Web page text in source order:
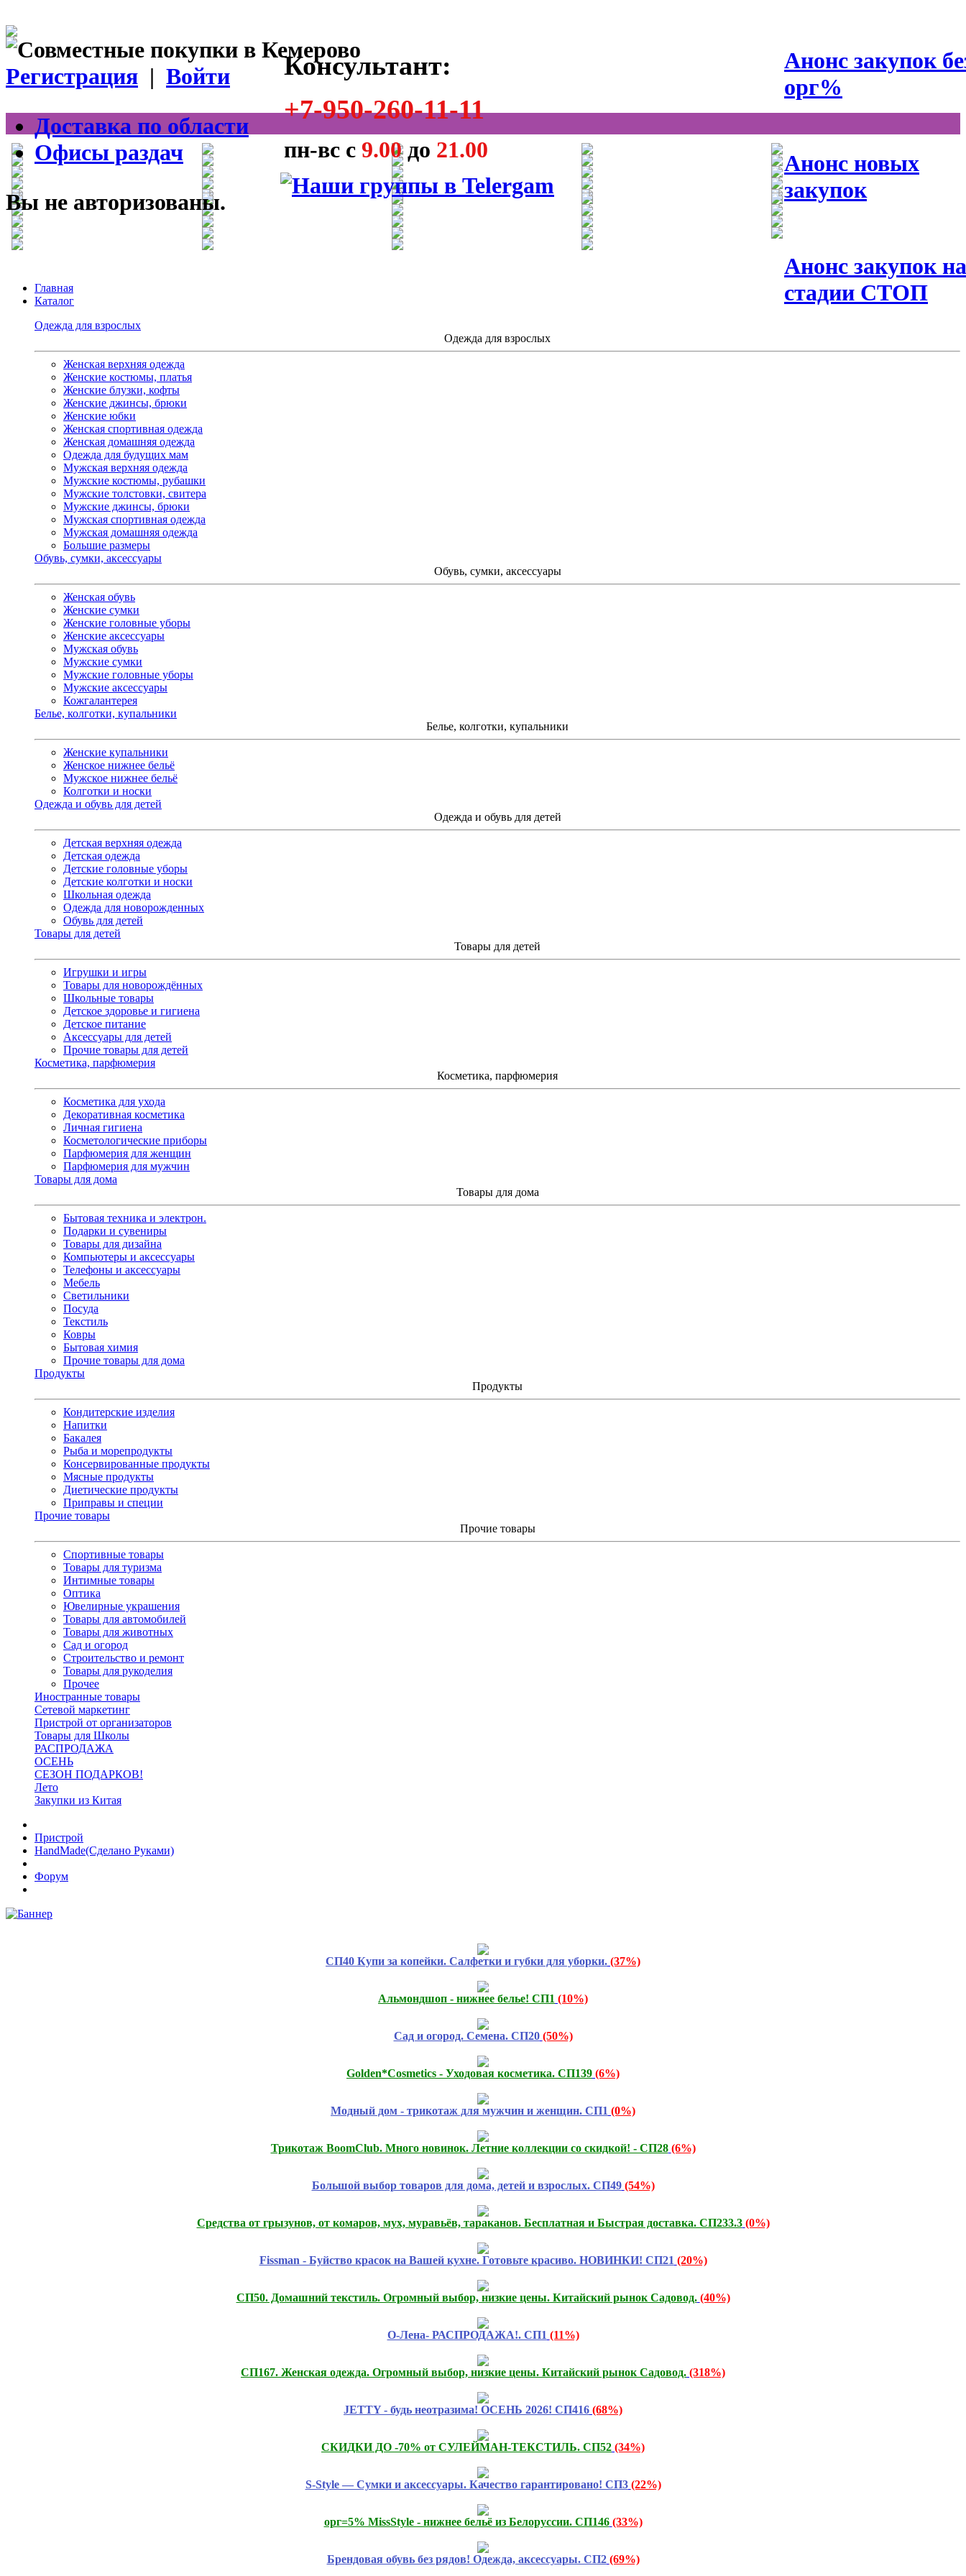
Анонс закупок
орг%
Анонс новых
закупок
Анонс закупок на
стадии СТОП
Консультант:
+7-950-260-11-11
пн-вс с 9.00до 21.00
Регистрация | Войти
Доставка по области
Офисы раздач
Вы не авторизованы.
Главная
Каталог
Одежда для взрослых
Одежда для взрослых
Женская верхняя одежда
Женские костюмы, платья
Женские блузки, кофты
Женские джинсы, брюки
Женские юбки
Женская спортивная одежда
Женская домашняя одежда
Одежда для будущих мам
Мужская верхняя одежда
Мужские костюмы, рубашки
Мужские толстовки, свитера
Мужские джинсы, брюки
Мужская спортивная одежда
Мужская домашняя одежда
Большие размеры
Обувь, сумки, аксессуары
Обувь, сумки, аксессуары
Женская обувь
Женские сумки
Женские головные уборы
Женские аксессуары
Мужская обувь
Мужские сумки
Мужские головные уборы
Мужские аксессуары
Кожгалантерея
Белье, колготки, купальники
Белье, колготки, купальники
Женские купальники
Женское нижнее бельё
Мужское нижнее бельё
Колготки и носки
Одежда и обувь для детей
Одежда и обувь для детей
Детская верхняя одежда
Детская одежда
Детские головные уборы
Детские колготки и носки
Школьная одежда
Одежда для новорожденных
Обувь для детей
Товары для детей
Товары для детей
Игрушки и игры
Товары для новорождённых
Школьные товары
Детское здоровье и гигиена
Детское питание
Аксессуары для детей
Прочие товары для детей
Косметика, парфюмерия
Косметика, парфюмерия
Косметика для ухода
Декоративная косметика
Личная гигиена
Косметологические приборы
Парфюмерия для женщин
Парфюмерия для мужчин
Товары для дома
Товары для дома
Бытовая техника и электрон.
Подарки и сувениры
Товары для дизайна
Компьютеры и аксессуары
Телефоны и аксессуары
Мебель
Светильники
Посуда
Текстиль
Ковры
Бытовая химия
Прочие товары для дома
Продукты
Продукты
Кондитерские изделия
Напитки
Бакалея
Рыба и морепродукты
Консервированные продукты
Мясные продукты
Диетические продукты
Приправы и специи
Прочие товары
Прочие товары
Спортивные товары
Товары для туризма
Интимные товары
Оптика
Ювелирные украшения
Товары для автомобилей
Товары для животных
Сад и огород
Строительство и ремонт
Товары для рукоделия
Прочее
Иностранные товары
Сетевой маркетинг
Пристрой от организаторов
Товары для Школы
РАСПРОДАЖА
ОСЕНЬ
СЕЗОН ПОДАРКОВ!
Лето
Закупки из Китая
Пристрой
HandMade(Сделано Руками)
Форум
СП40 Купи за копейки. Салфетки и губки для уборки. (37%)
Альмондшоп - нижнее белье! СП1 (10%)
Сад и огород. Семена. СП20 (50%)
Golden*Cosmetics - Уходовая косметика. СП139 (6%)
Модный дом - трикотаж для мужчин и женщин. СП1 (0%)
Трикотаж BoomClub. Много новинок. Летние коллекции со скидкой! - СП28 (6%)
Большой выбор товаров для дома, детей и взрослых. СП49 (54%)
Средства от грызунов, от комаров, мух, муравьёв, тараканов. Бесплатная и Быстрая доставка. СП233.3 (0%)
Fissmаn - Буйство красок на Вашей кухне. Готовьте красиво. НОВИНКИ! СП21 (20%)
СП50. Домашний текстиль. Огромный выбор, низкие цены. Китайский рынок Садовод. (40%)
О-Лена- РАСПРОДАЖА!. СП1 (11%)
СП167. Женская одежда. Огромный выбор, низкие цены. Китайский рынок Садовод. (318%)
JETTY - будь неотразима! ОСЕНЬ 2026! СП416 (68%)
СКИДКИ ДО -70% от СУЛЕЙМАН-ТЕКСТИЛЬ. СП52 (34%)
S-Style — Сумки и аксессуары. Качество гарантировано! СП3 (22%)
орг=5% MissStyle - нижнее бельё из Белоруссии. СП146 (33%)
Брендовая обувь без рядов! Одежда, аксессуары. СП2 (69%)